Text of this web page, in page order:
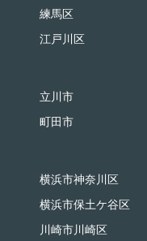
練馬区
江戸川区
立川市
町田市
横浜市神奈川区
横浜市保土ケ谷区
川崎市川崎区